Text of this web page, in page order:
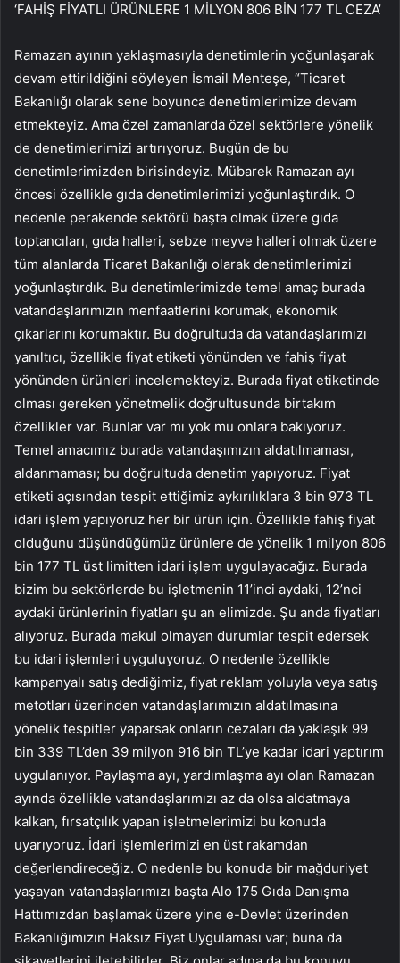
‘FAHİŞ FİYATLI ÜRÜNLERE 1 MİLYON 806 BİN 177 TL CEZA’
Ramazan ayının yaklaşmasıyla denetimlerin yoğunlaşarak
devam ettirildiğini söyleyen İsmail Menteşe, “Ticaret
Bakanlığı olarak sene boyunca denetimlerimize devam
etmekteyiz. Ama özel zamanlarda özel sektörlere yönelik
de denetimlerimizi artırıyoruz. Bugün de bu
denetimlerimizden birisindeyiz. Mübarek Ramazan ayı
öncesi özellikle gıda denetimlerimizi yoğunlaştırdık. O
nedenle perakende sektörü başta olmak üzere gıda
toptancıları, gıda halleri, sebze meyve halleri olmak üzere
tüm alanlarda Ticaret Bakanlığı olarak denetimlerimizi
yoğunlaştırdık. Bu denetimlerimizde temel amaç burada
vatandaşlarımızın menfaatlerini korumak, ekonomik
çıkarlarını korumaktır. Bu doğrultuda da vatandaşlarımızı
yanıltıcı, özellikle fiyat etiketi yönünden ve fahiş fiyat
yönünden ürünleri incelemekteyiz. Burada fiyat etiketinde
olması gereken yönetmelik doğrultusunda birtakım
özellikler var. Bunlar var mı yok mu onlara bakıyoruz.
Temel amacımız burada vatandaşımızın aldatılmaması,
aldanmaması; bu doğrultuda denetim yapıyoruz. Fiyat
etiketi açısından tespit ettiğimiz aykırılıklara 3 bin 973 TL
idari işlem yapıyoruz her bir ürün için. Özellikle fahiş fiyat
olduğunu düşündüğümüz ürünlere de yönelik 1 milyon 806
bin 177 TL üst limitten idari işlem uygulayacağız. Burada
bizim bu sektörlerde bu işletmenin 11’inci aydaki, 12’nci
aydaki ürünlerinin fiyatları şu an elimizde. Şu anda fiyatları
alıyoruz. Burada makul olmayan durumlar tespit edersek
bu idari işlemleri uyguluyoruz. O nedenle özellikle
kampanyalı satış dediğimiz, fiyat reklam yoluyla veya satış
metotları üzerinden vatandaşlarımızın aldatılmasına
yönelik tespitler yaparsak onların cezaları da yaklaşık 99
bin 339 TL’den 39 milyon 916 bin TL’ye kadar idari yaptırım
uygulanıyor. Paylaşma ayı, yardımlaşma ayı olan Ramazan
ayında özellikle vatandaşlarımızı az da olsa aldatmaya
kalkan, fırsatçılık yapan işletmelerimizi bu konuda
uyarıyoruz. İdari işlemlerimizi en üst rakamdan
değerlendireceğiz. O nedenle bu konuda bir mağduriyet
yaşayan vatandaşlarımızı başta Alo 175 Gıda Danışma
Hattımızdan başlamak üzere yine e-Devlet üzerinden
Bakanlığımızın Haksız Fiyat Uygulaması var; buna da